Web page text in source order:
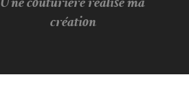
Une couturière réalise ma
création